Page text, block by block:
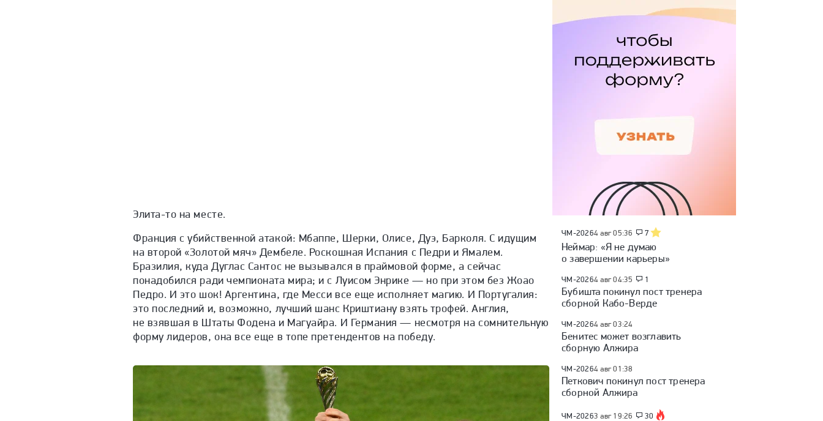
Элита-то на месте.
Франция с убийственной атакой: Мбаппе, Шерки, Олисе, Дуэ, Барколя. С идущим
на второй «Золотой мяч» Дембеле. Роскошная Испания с Педри и Ямалем.
Бразилия, куда Дуглас Сантос не вызывался в праймовой форме, а сейчас
понадобился ради чемпионата мира; и с Луисом Энрике — но при этом без Жоао
Педро. И это шок! Аргентина, где Месси все еще исполняет магию. И Португалия:
это последний и, возможно, лучший шанс Криштиану взять трофей. Англия,
не взявшая в Штаты Фодена и Магуайра. И Германия — несмотря на сомнительную
форму лидеров, она все еще в топе претендентов на победу.
ЧМ-20264 авг 05:36 7
Неймар: «Я не думаю
о завершении карьеры»
ЧМ-20264 авг 04:35 1
Бубишта покинул пост тренера
сборной Кабо-Верде
ЧМ-20264 авг 03:24
Бенитес может возглавить
сборную Алжира
ЧМ-20264 авг 01:38
Петкович покинул пост тренера
сборной Алжира
ЧМ-20263 авг 19:26 30